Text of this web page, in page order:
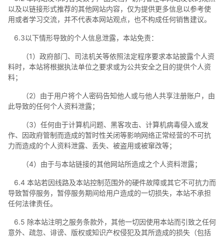
以及以链接形式推荐的其他网站内容，仅为提供更多信息以参考使
用或者学习交流，并不代表本网站观点，也不构成任何销售建议。
6.3以下情形导致的个人信息泄露，本站免责：
（1）政府部门、司法机关等依照法定程序要求本站披露个人资
料时，本站将根据执法单位之要求或为公共安全之目的提供个人资
料；
（2）由于用户将个人密码告知他人或与他人共享注册账户，由
此导致的任何个人资料泄露；
（3）任何由于计算机问题、黑客攻击、计算机病毒侵入或发
作、因政府管制而造成的暂时性关闭等影响网络正常经营的不可抗
力而造成的个人资料泄露、丢失、被盗用或被窜改等；
（4）由于与本站链接的其他网站所造成之个人资料泄露；
6.4 本站若因线路及本站控制范围外的硬件故障或其它不可抗力而
导致暂停服务，暂停服务期间给用户造成的一切损失，本站不承担
任何法律责任。
6.5 除本站注明之服务条款外，其他一切因使用本站而引致之任何
意外、疏忽、诽谤、版权或知识产权侵犯及其所造成的损失（包括